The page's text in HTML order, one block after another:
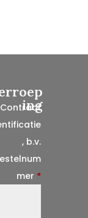
ing
Contract
, b.v.
mer *